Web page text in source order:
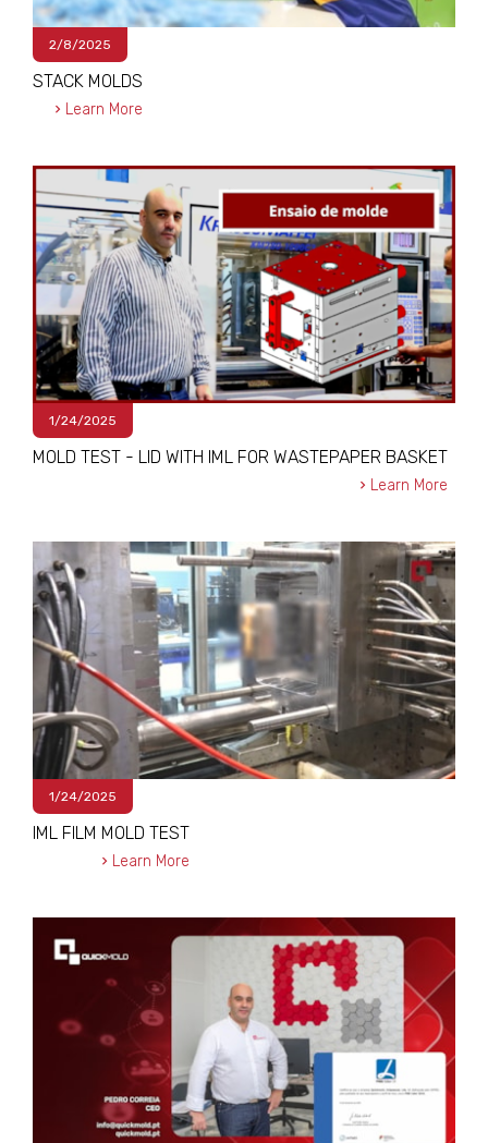
2/8/2025
STACK MOLDS
Learn More
1/24/2025
MOLD TEST - LID WITH IML FOR WASTEPAPER BASKET
Learn More
1/24/2025
IML FILM MOLD TEST
Learn More